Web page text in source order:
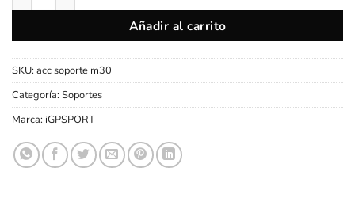
Añadir al carrito
SKU: acc soporte m30
Categoría: Soportes
Marca: iGPSPORT